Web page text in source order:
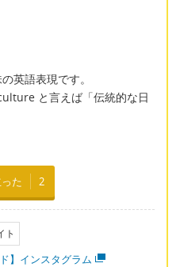
英語表現です。
と言えば「伝統的な日
た 2
ト
】インスタグラム